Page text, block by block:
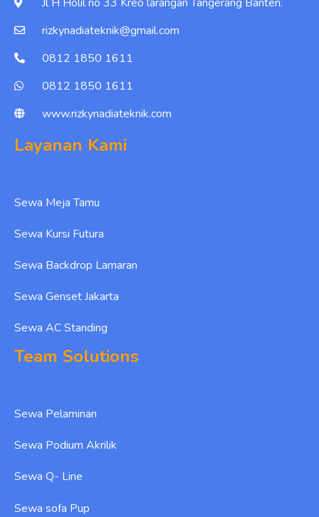
rizkynadiateknik@gmail.com
0812 1850 1611
0812 1850 1611
www.rizkynadiateknik.com
Layanan Kami
Sewa Meja Tamu
Sewa Kursi Futura
Sewa Backdrop Lamaran
Sewa Genset Jakarta
Sewa AC Standing
Team Solutions
Sewa Pelaminan
Sewa Podium Akrilik
Sewa Q- Line
Sewa sofa Pup